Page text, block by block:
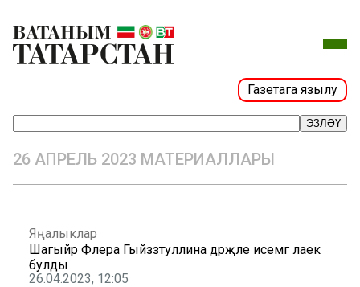
Газетага язылу
ЭЗЛӘҮ
26 АПРЕЛЬ 2023 МАТЕРИАЛЛАРЫ
Яңалыклар
Шагыйрә Флера Гыйззәтуллина дәрәҗәле исемгә лаек
булды
26.04.2023, 12:05